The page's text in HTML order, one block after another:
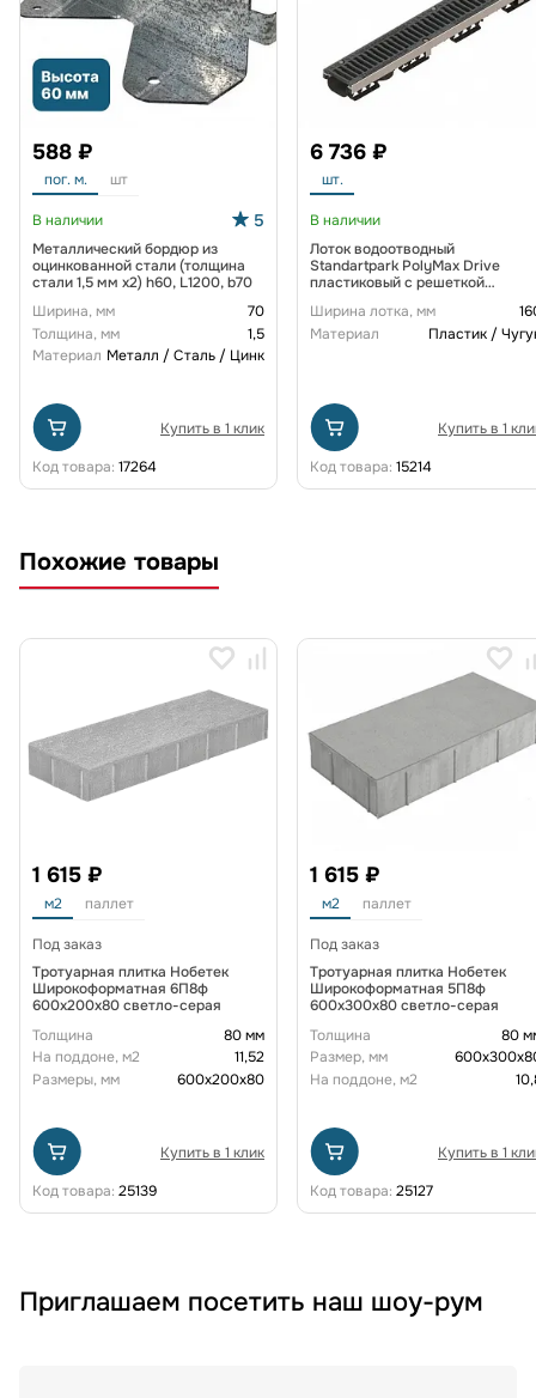
588 ₽
пог. м. шт
В наличии 5
Металлический бордюр из
оцинкованной стали (толщина
стали 1,5 мм x2) h60, L1200, b70
Ширина, мм
70
Толщина, мм
1,5
Материал Металл / Сталь / Цинк
Купить в 1 клик
Код товара: 17264
6 736 ₽
шт.
В наличии
Лоток водоотводный
Standartpark PolyMax Drive
пластиковый с решеткой
(комплект) 0805034-М
Ширина лотка, мм
Материал
Пластик /
Купить в 1
Код товара: 15214
Похожие товары
1 615 ₽
м2 паллет
Под заказ
Тротуарная плитка Нобетек
Широкоформатная 6П8ф
600x200x80 светло-серая
Толщина
80 мм
На поддоне, м2
11,52
Размеры, мм
600х200х80
Купить в 1 клик
Код товара: 25139
1 615 ₽
м2 паллет
Под заказ
Тротуарная плитка Нобетек
Широкоформатная 5П8ф
600x300x80 светло-серая
Толщина
80
Размер, мм
На поддоне, м2
Купить в 1
Код товара: 25127
Приглашаем посетить наш шоу-рум